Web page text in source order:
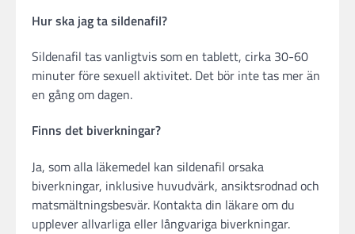
Hur ska jag ta sildenafil?
Sildenafil tas vanligtvis som en tablett, cirka 30-60
minuter före sexuell aktivitet. Det bör inte tas mer än
en gång om dagen.
Finns det biverkningar?
Ja, som alla läkemedel kan sildenafil orsaka
biverkningar, inklusive huvudvärk, ansiktsrodnad och
matsmältningsbesvär. Kontakta din läkare om du
upplever allvarliga eller långvariga biverkningar.